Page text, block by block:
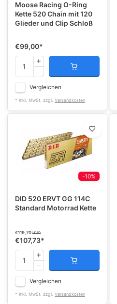
Moose Racing O-Ring
Kette 520 Chain mit 120
Glieder und Clip Schloß
€99,00*
Vergleichen
* Inkl. MwSt. zzgl. Versandkosten
-10%
DID 520 ERVT GG 114C
Standard Motorrad Kette
€119,70 UVP
€107,73*
Vergleichen
* Inkl. MwSt. zzgl. Versandkosten